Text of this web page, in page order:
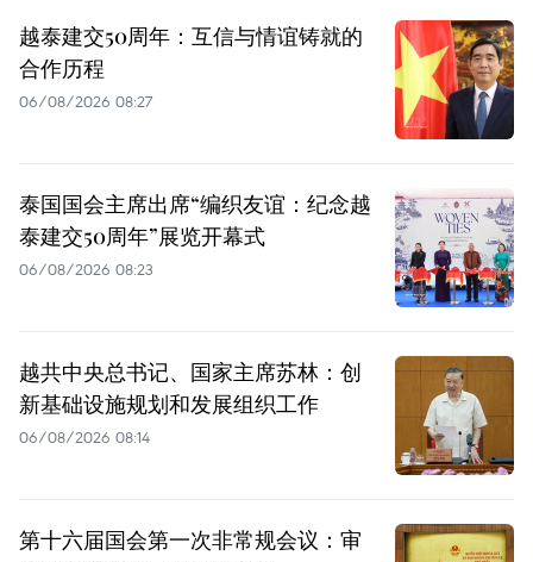
越泰建交50周年：互信与情谊铸就的
合作历程
06/08/2026 08:27
泰国国会主席出席“编织友谊：纪念越
泰建交50周年”展览开幕式
06/08/2026 08:23
越共中央总书记、国家主席苏林：创
新基础设施规划和发展组织工作
06/08/2026 08:14
第十六届国会第一次非常规会议：审